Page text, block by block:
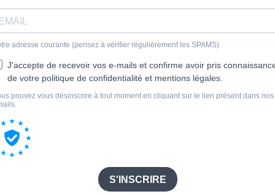
adresse courante (pensez à vérifier régulièrement les SPAMS)
J'accepte de recevoir vos e-mails et confirme avoir pris
de votre politique de confidentialité et mentions légales.
pouvez vous désinscrire à tout moment en cliquant sur le lien présent dans nos
S'INSCRIRE